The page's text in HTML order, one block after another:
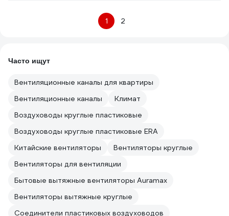
1 2
Часто ищут
Вентиляционные каналы для квартиры
Вентиляционные каналы
Климат
Воздуховоды круглые пластиковые
Воздуховоды круглые пластиковые ERA
Китайские вентиляторы
Вентиляторы круглые
Вентиляторы для вентиляции
Бытовые вытяжные вентиляторы Auramax
Вентиляторы вытяжные круглые
Соединители пластиковых воздуховодов